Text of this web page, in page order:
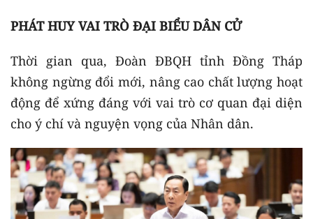
PHÁT HUY VAI TRÒ ĐẠI BIỂU DÂN CỬ
Thời gian qua, Đoàn ĐBQH tỉnh Đồng Tháp
không ngừng đổi mới, nâng cao chất lượng hoạt
động để xứng đáng với vai trò cơ quan đại diện
cho ý chí và nguyện vọng của Nhân dân.